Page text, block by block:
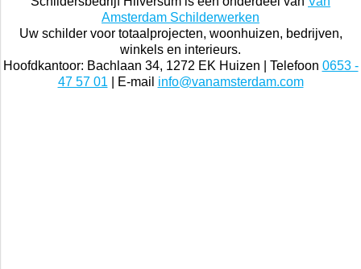
Amsterdam Schilderwerken
Uw schilder voor totaalprojecten, woonhuizen, bedrijven,
winkels en interieurs.
Hoofdkantoor: Bachlaan 34, 1272 EK Huizen | Telefoon 0653 -
47 57 01 | E-mail info@vanamsterdam.com